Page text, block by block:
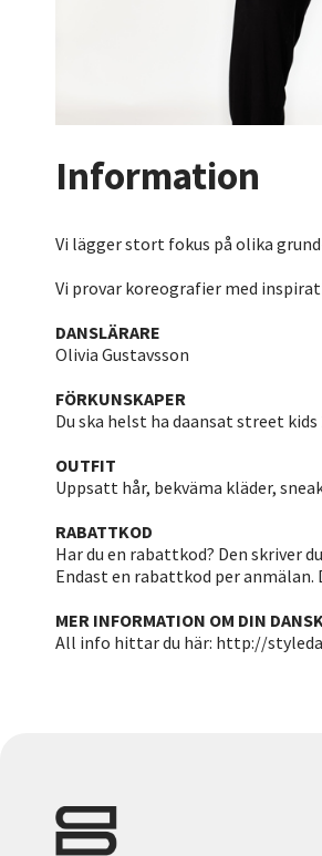
Information
Vi lägger stort fokus på olika
Vi provar koreografier med
DANSLÄRARE
Olivia Gustavsson
FÖRKUNSKAPER
Du ska helst ha daansat street
OUTFIT
Uppsatt hår, bekväma kläder,
RABATTKOD
Har du en rabattkod? Den skriver
Endast en rabattkod per
MER INFORMATION OM DIN
All info hittar du här: http://